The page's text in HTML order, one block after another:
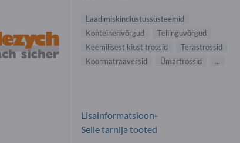
Laadimiskindlustussüsteemid
Konteinerivõrgud
Tellinguvõrgud
Keemilisest kiust trossid
Terastrossid
Koormatraaversid
Ümartrossid ...
Lisainformatsioon-
Selle tarnija tooted